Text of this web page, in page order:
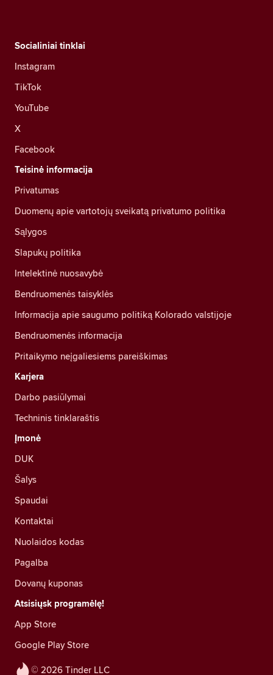
© 2026 Tinder LLC
Socialiniai tinklai
Instagram
TikTok
YouTube
X
Facebook
Teisinė informacija
Privatumas
Duomenų apie vartotojų sveikatą privatumo politika
Sąlygos
Slapukų politika
Intelektinė nuosavybė
Bendruomenės taisyklės
Informacija apie saugumo politiką Kolorado valstijoje
Bendruomenės informacija
Pritaikymo neįgaliesiems pareiškimas
Karjera
Darbo pasiūlymai
Techninis tinklaraštis
Įmonė
DUK
Šalys
Spaudai
Kontaktai
Nuolaidos kodas
Pagalba
Dovanų kuponas
Atsisiųsk programėlę!
App Store
Google Play Store